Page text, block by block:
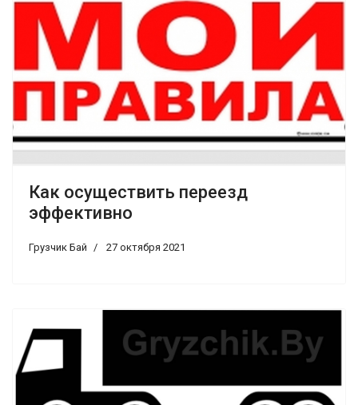
Как осуществить переезд
эффективно
Грузчик Бай 27 октября 2021